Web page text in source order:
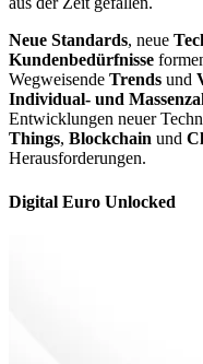
Neue Standards, neue
Kundenbedürfnisse
Wegweisende Trends und
Individual-​ und
Entwicklungen neuer
Things, Blockchain und
Herausforderungen.
Digital Euro Unlocked